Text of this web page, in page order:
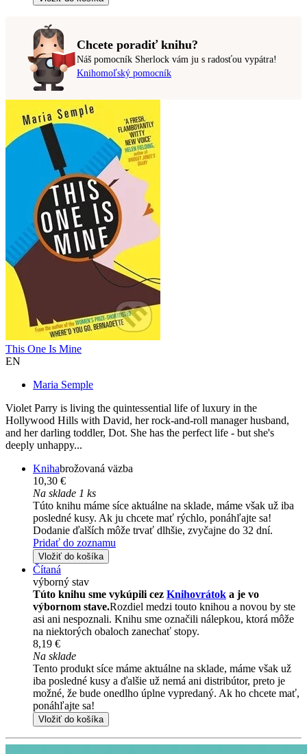
Chcete poradiť knihu?
Náš pomocník Sherlock vám ju s radosťou vypátra!
Knihomoľský pomocník
This One Is Mine
EN
Maria Semple
Violet Parry is living the quintessential life of luxury in the
Hollywood Hills with David, her rock-and-roll manager husband,
and her darling toddler, Dot. She has the perfect life - but she's
deeply unhappy...
Knihabrožovaná väzba
10,30 €
Na sklade 1 ks
Túto knihu máme síce aktuálne na sklade, máme však už iba
posledné kusy. Ak ju chcete mať rýchlo, ponáhľajte sa!
Dodanie ďalších môže trvať dlhšie, zvyčajne do 32 dní.
Pridať do zoznamu
Vložiť do košíka
Čítaná
výborný stav
Túto knihu sme vykúpili cez Knihovrátok a je vo
výbornom stave.Rozdiel medzi touto knihou a novou by ste
asi ani nespoznali. Knihu sme označili nálepkou, ktorá môže
na niektorých obaloch zanechať stopy.
8,19 €
Na sklade
Tento produkt síce máme aktuálne na sklade, máme však už
iba posledné kusy a ďalšie už nemá ani distribútor, preto je
možné, že bude onedlho úplne vypredaný. Ak ho chcete mať,
ponáhľajte sa!
Vložiť do košíka